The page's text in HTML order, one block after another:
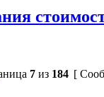
7 из 184 [